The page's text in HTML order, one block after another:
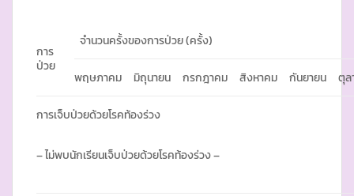
การ
ป่วย
จำนวนครั้งของการป่วย (ครั้ง)
พฤษภาคม มิถุนายน กรกฎาคม สิงหาคม กันยายน ตุล
การเจ็บป่วยด้วยโรคท้องร่วง
– ไม่พบนักเรียนเจ็บป่วยด้วยโรคท้องร่วง –